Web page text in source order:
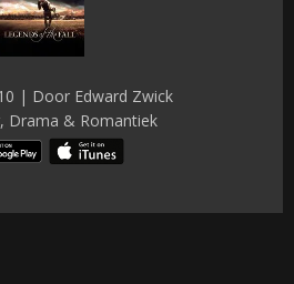
| Door Edward Zwick
Drama & Romantiek